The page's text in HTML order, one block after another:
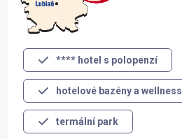
**** hotel s polopenzí
hotelové bazény a wellness
termální park